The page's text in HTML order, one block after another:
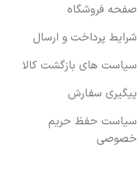
صفحه فروشگاه
شرایط پرداخت و ارسال
سیاست های بازگشت کالا
پیگیری سفارش
سیاست حفظ حریم
خصوصی